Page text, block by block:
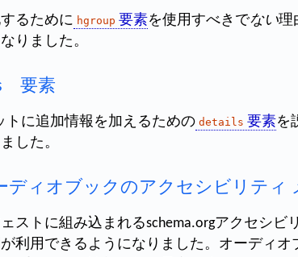
るために hgroup 要素を使用すべきでない理
りました。
要素
トに追加情報を加えるための details 要素を
した。
ディオブックのアクセシビリティ
ストに組み込まれるschema.orgアクセシビ
利用できるようになりました。オーディオ